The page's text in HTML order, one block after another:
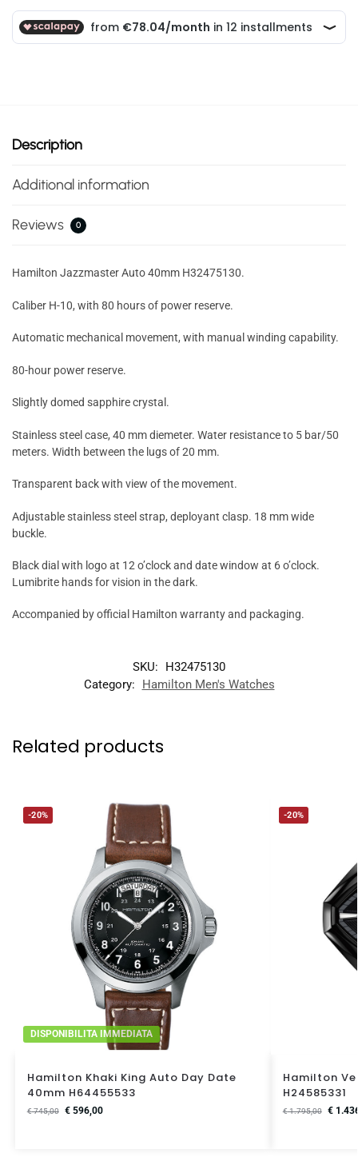
Description
Additional information
Reviews 0
Hamilton Jazzmaster Auto 40mm H32475130.
Caliber H-10, with 80 hours of power reserve.
Automatic mechanical movement, with manual winding capability.
80-hour power reserve.
Slightly domed sapphire crystal.
Stainless steel case, 40 mm diemeter. Water resistance to 5 bar/50
meters. Width between the lugs of 20 mm.
Transparent back with view of the movement.
Adjustable stainless steel strap, deployant clasp. 18 mm wide
buckle.
Black dial with logo at 12 o’clock and date window at 6 o’clock.
Lumibrite hands for vision in the dark.
Accompanied by official Hamilton warranty and packaging.
SKU:
H32475130
Category:
Hamilton Men's Watches
Related products
-20%
DISPONIBILITA IMMEDIATA
Hamilton Khaki King Auto Day Date
40mm H64455533
€745,00 €596,00
-20%
Hamilton
H24585331
€1.795,00 €